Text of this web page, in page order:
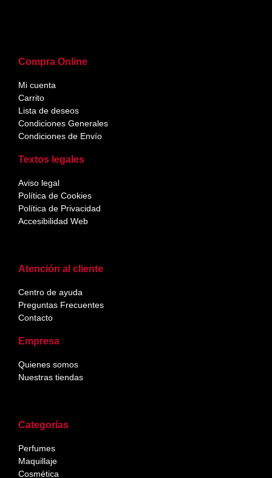
Categorías
Perfumes
Maquillaje
Cosmética
Atención al cliente
Centro de ayuda
Preguntas Frecuentes
Contacto
Empresa
Quienes somos
Nuestras tiendas
Compra Online
Mi cuenta
Carrito
Lista de deseos
Condiciones Generales
Condiciones de Envío
Textos legales
Aviso legal
Política de Cookies
Política de Privacidad
Accesibilidad Web